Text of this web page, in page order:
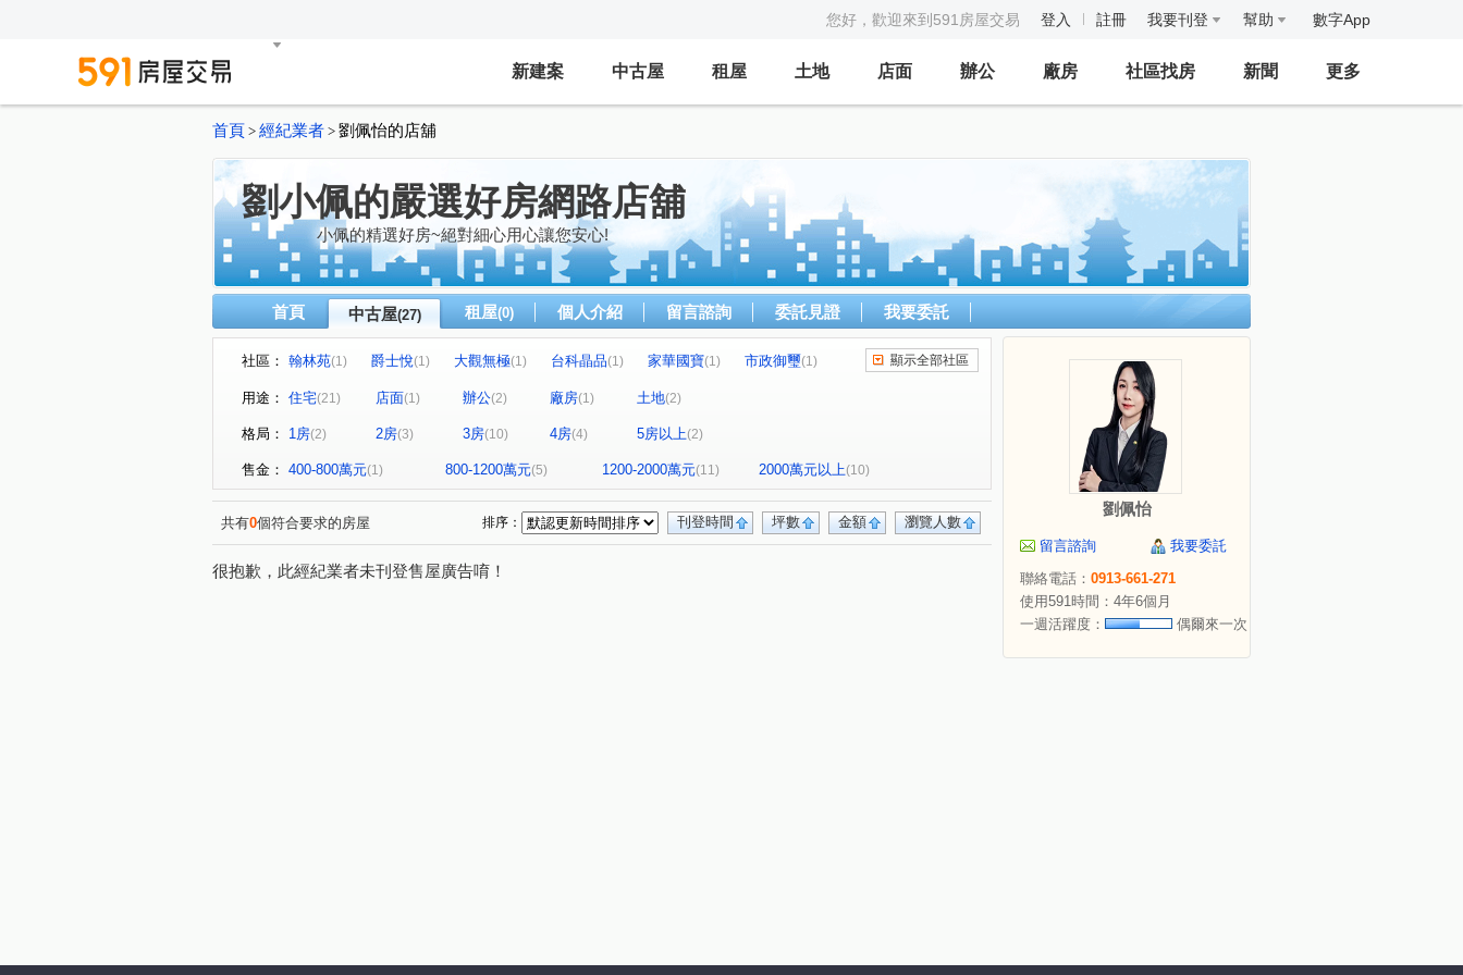
您好，歡迎來到591房屋交易 登入 註冊 我要刊登 幫助 數字App
新建案 中古屋 租屋 土地 店面 辦公 廠房 社區找房 新聞 更多
首頁 > 經紀業者 > 劉佩怡的店舖
劉小佩的嚴選好房網路店舖
小佩的精選好房~絕對細心用心讓您安心!
首頁 中古屋(27) 租屋(0) 個人介紹 留言諮詢 委託見證 我要委託
社區： 翰林苑(1) 爵士悅(1) 大觀無極(1) 台科晶品(1) 家華國寶(1) 市政御璽(1)
德翼 空軍一村第六區 (1) (1) 沐清城二期
明日軸 佳泰世紀城 鼎藏昕站 (1) 世界街71巷15號(1)
大城有德(1) 東寧路二段(1) 庄東段(1) 興隆路三段(1) 光明九路 (1)
東峰路(1) 興隆路五段(1) 福興一路(1) 自強六街(1) 田新路(1)
光明六路東二段 (1) 嘉豐北路(1) 中華路六段(1) 隘口三街(1)
德和路(1) 埔頂三路(1) 永美路(1) 南平路二段(1) 田心南路(1) 關新西街(1)
六家五路二段(1) 高獅路(1) 十興路
顯示全部社區
用途： 住宅(21) 店面(1) 辦公(2) 廠房(1) 土地(2)
格局： 1房(2) 2房(3) 3房(10) 4房(4) 5房以上(2)
售金： 400-800萬元(1) 800-1200萬元(5) 1200-2000萬元(11) 2000萬元以上(10)
共有0個符合要求的房屋 瀏覽人數
金額
坪數
刊登時間
排序：
很抱歉，此經紀業者未刊登售屋廣告唷！
劉佩怡
留言諮詢
我要委託
聯絡電話： 0913-661-271
使用591時間：4年6個月
一週活躍度：
偶爾來一次